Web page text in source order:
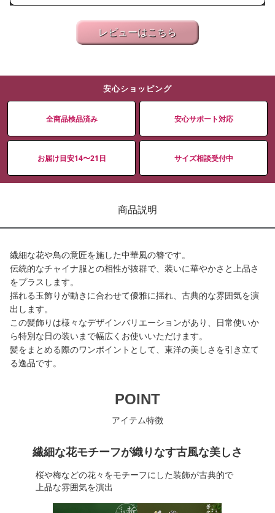
レビューはこちら
安心ショッピング
全商品検品済み 安心サポート対応
お届け目安14〜21日 サイズ相談受付中
商品説明
繊細な花や鳥の意匠を施した中華風の簪です。
伝統的なチャイナ服との相性が抜群で、装いに華やかさと上品さ
をプラスします。
揺れる玉飾りが動きに合わせて優雅に揺れ、古典的な雰囲気を演
出します。
この髪飾りは様々なデザインバリエーションがあり、日常使いか
ら特別な日の装いまで幅広くお使いいただけます。
髪をまとめる際のワンポイントとして、東洋の美しさを引き立て
る逸品です。
POINT
アイテム特徴
繊細な花モチーフが織りなす古風な美しさ
桜や梅などの花々をモチーフにした装飾が古典的で
上品な雰囲気を演出